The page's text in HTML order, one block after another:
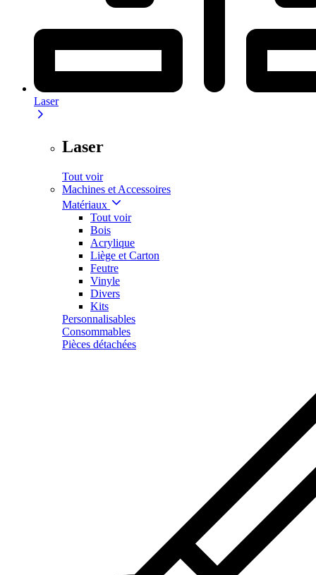
Laser
Laser
Tout voir
Machines et Accessoires
Matériaux
Tout voir
Bois
Acrylique
Liège et Carton
Feutre
Vinyle
Divers
Kits
Personnalisables
Consommables
Pièces détachées